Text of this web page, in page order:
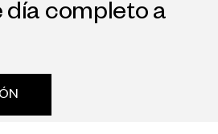
día completo a